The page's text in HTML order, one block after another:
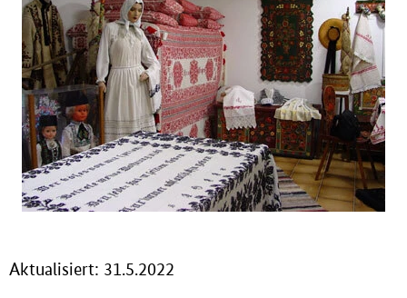
Aktualisiert: 31.5.2022